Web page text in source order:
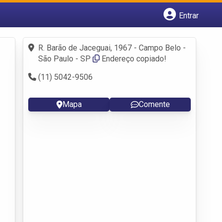
Entrar
Fazer login
Criar conta
R. Barão de Jaceguai, 1967 - Campo Belo -
São Paulo - SP
Endereço copiado!
(11) 5042-9506
Mapa Comente